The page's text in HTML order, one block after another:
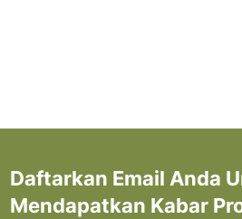
Daftarkan Email Anda
Mendapatkan Kabar